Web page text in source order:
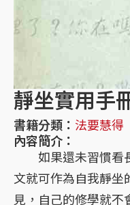
靜坐實用手
書籍分類： 法要慧得
內容簡介：
如果還未習慣看
文就可作為自我靜坐
見，自己的修學就